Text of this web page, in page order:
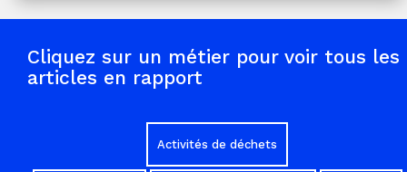
Cliquez sur un métier pour voir tous les
articles en rapport
Activités de déchets